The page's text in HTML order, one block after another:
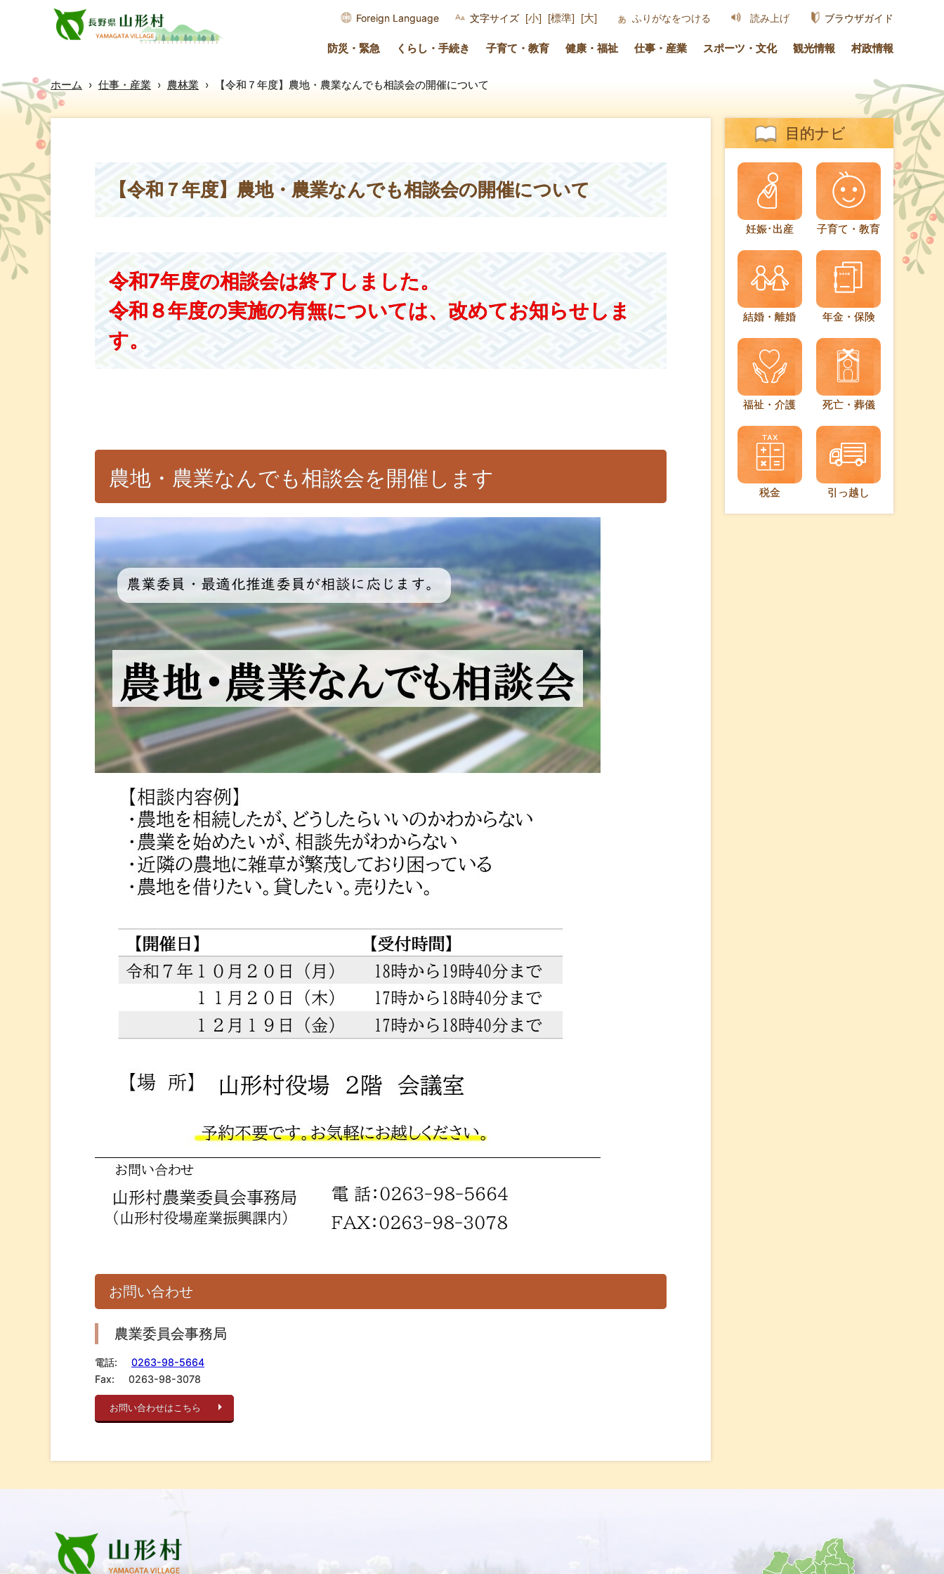
Foreign Language 文字サイズ [小] [標準] [大] ふりがなをつける 読み上げ ブラウザガイド
防災・緊急 くらし・手続き 子育て・教育 健康・福祉 仕事・産業 スポーツ・文化 観光情報 村政情報
ホーム › 仕事・産業 › 農林業 › 【令和７年度】農地・農業なんでも相談会の開催について
【令和７年度】農地・農業なんでも相談会の開催について
令和7年度の相談会は終了しました。
令和８年度の実施の有無については、改めてお知らせしま
す。
農地・農業なんでも相談会を 開催します
お問い合わせ
農業委員会事務局
電話:
0263-98-5664
Fax:
0263-98-3078
お問い合わせはこちら
目的ナビ
妊娠･出産 子育て・教育
結婚・離婚 年金・保険
福祉・介護 死亡・葬儀
税金 引っ越し